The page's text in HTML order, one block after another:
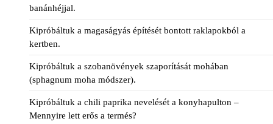
banánhéjjal.
Kipróbáltuk a magaságyás építését bontott raklapokból a
kertben.
Kipróbáltuk a szobanövények szaporítását mohában
(sphagnum moha módszer).
Kipróbáltuk a chili paprika nevelését a konyhapulton –
Mennyire lett erős a termés?